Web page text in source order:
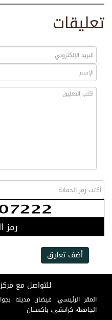
تعليقات
رمز
أضف تعليق
للتواصل مع
المقر الرئيسي: فيضان مدينة
الجامعة، كراتشي، باكستان